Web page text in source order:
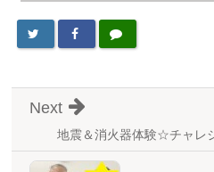
地震＆消火器体験☆チャレ
Next